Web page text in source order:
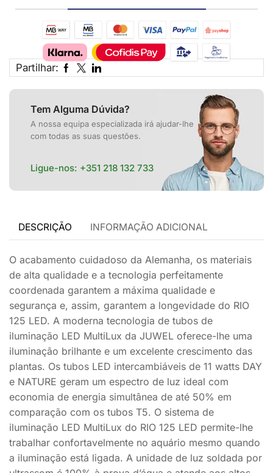
Partilhar:
Tem Alguma Dúvida?
A nossa equipa especializada irá ajudar-lhe
com todas as suas questões.
Ligue-nos: +351 218 132 733
DESCRIÇÃO INFORMAÇÃO ADICIONAL
O acabamento cuidadoso da Alemanha, os materiais
de alta qualidade e a tecnologia perfeitamente
coordenada garantem a máxima qualidade e
segurança e, assim, garantem a longevidade do RIO
125 LED. A moderna tecnologia de tubos de
iluminação LED MultiLux da JUWEL oferece-lhe uma
iluminação brilhante e um excelente crescimento das
plantas. Os tubos LED intercambiáveis de 11 watts DAY
e NATURE geram um espectro de luz ideal com
economia de energia simultânea de até 50% em
comparação com os tubos T5. O sistema de
iluminação LED MultiLux do RIO 125 LED permite-lhe
trabalhar confortavelmente no aquário mesmo quando
a iluminação está ligada. A unidade de luz soldada por